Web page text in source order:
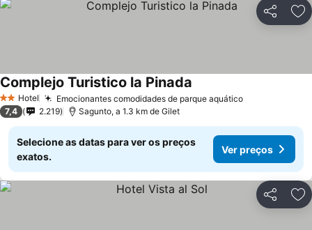
Partilhar
2 Estrelas
Hotel Emocionantes comodidades de parque aquático
Complejo Turistico la Pinada
7,4 2.219 Sagunto, a 1.3 km de Gilet
Selecione as datas para ver os preços
exatos.
Ver preços
Partilhar